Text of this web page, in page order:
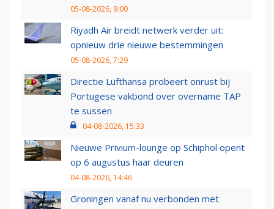
05-08-2026, 9:00
Riyadh Air breidt netwerk verder uit:
opnieuw drie nieuwe bestemmingen
05-08-2026, 7:29
Directie Lufthansa probeert onrust bij
Portugese vakbond over overname TAP
te sussen
04-08-2026, 15:33
Nieuwe Privium-lounge op Schiphol opent
op 6 augustus haar deuren
04-08-2026, 14:46
Groningen vanaf nu verbonden met